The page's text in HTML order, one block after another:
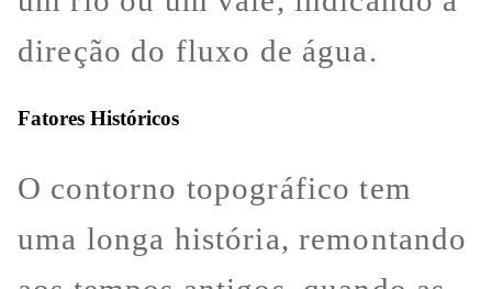
direção do fluxo de água.
Fatores Históricos
O contorno topográfico tem
uma longa história, remontando